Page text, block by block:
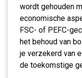
wordt gehouden
economische
FSC- of PEFC-
het behoud van
je verzekerd van
de toekomstige